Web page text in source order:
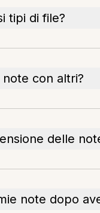
tipi di file?
con altri?
delle
note dopo